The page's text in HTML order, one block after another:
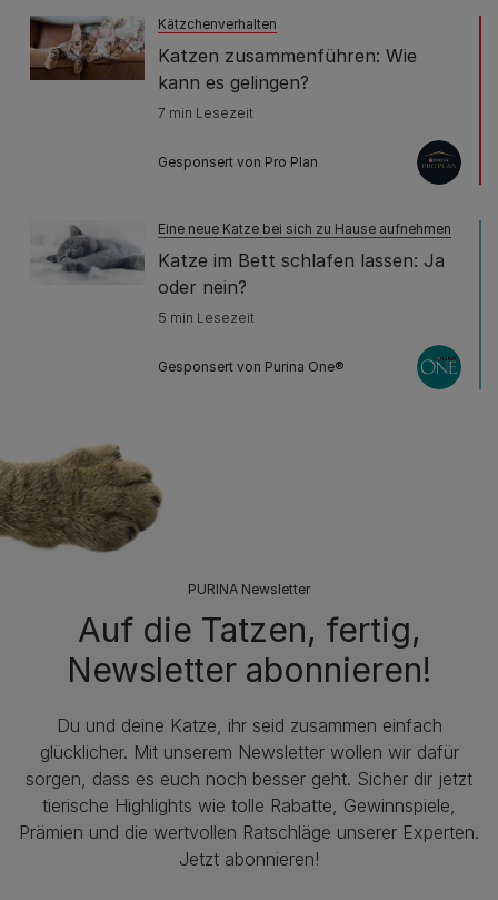
Kätzchenverhalten
Katzen zusammenführen: Wie
kann es gelingen?
7 min Lesezeit
Gesponsert von Pro Plan
Eine neue Katze bei sich zu Hause aufnehmen
Katze im Bett schlafen lassen: Ja
oder nein?
5 min Lesezeit
Gesponsert von Purina One®
PURINA Newsletter
Auf die Tatzen, fertig,
Newsletter abonnieren!
Du und deine Katze, ihr seid zusammen einfach
glücklicher. Mit unserem Newsletter wollen wir dafür
sorgen, dass es euch noch besser geht. Sicher dir jetzt
tierische Highlights wie tolle Rabatte, Gewinnspiele,
Prämien und die wertvollen Ratschläge unserer Experten.
Jetzt abonnieren!